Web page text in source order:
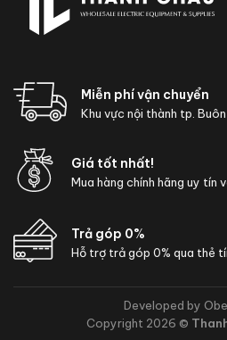
Miễn phí vận chuyển
Khu vực nội thành tp.
Giá tốt nhất!
Mua hàng chính hãng uy tín
Trả góp 0%
Hỗ trợ trả góp 0% qua thẻ
Developed by
Copyright 2026 ©